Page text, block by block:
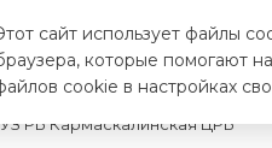
РБ Кармаскалинская ЦРБ
сайт использует файлы
которые помогают
cookie в настройках